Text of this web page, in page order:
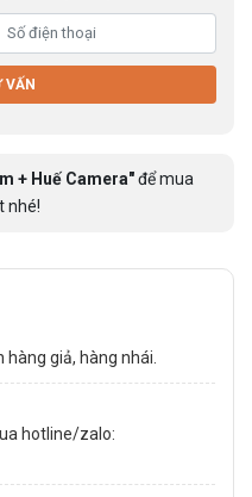
VẤN
+ Huế Camera"để mua
nhé!
hàng giả, hàng nhái.
hotline/zalo: